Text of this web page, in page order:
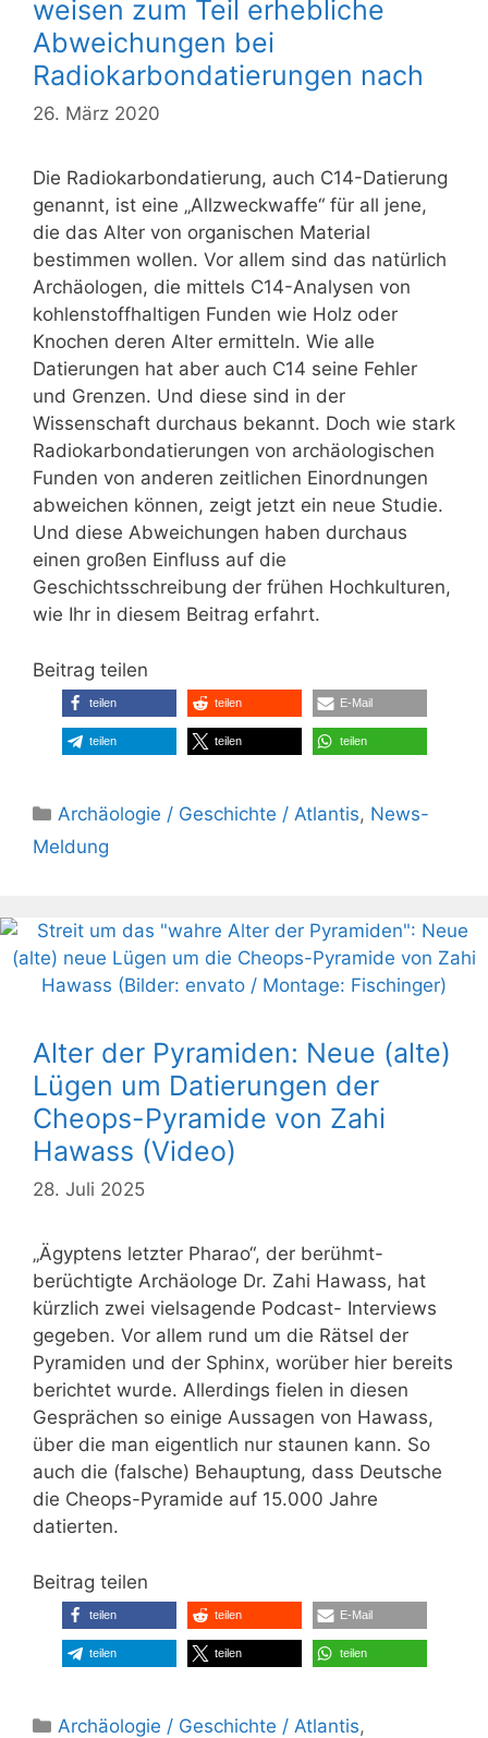
weisen zum Teil erhebliche
Abweichungen bei
Radiokarbondatierungen nach
26. März 2020
Die Radiokarbondatierung, auch C14-Datierung
genannt, ist eine „Allzweckwaffe“ für all jene,
die das Alter von organischen Material
bestimmen wollen. Vor allem sind das natürlich
Archäologen, die mittels C14-Analysen von
kohlenstoffhaltigen Funden wie Holz oder
Knochen deren Alter ermitteln. Wie alle
Datierungen hat aber auch C14 seine Fehler
und Grenzen. Und diese sind in der
Wissenschaft durchaus bekannt. Doch wie stark
Radiokarbondatierungen von archäologischen
Funden von anderen zeitlichen Einordnungen
abweichen können, zeigt jetzt ein neue Studie.
Und diese Abweichungen haben durchaus
einen großen Einfluss auf die
Geschichtsschreibung der frühen Hochkulturen,
wie Ihr in diesem Beitrag erfahrt.
Beitrag teilen
teilen teilen E-Mail
teilen teilen teilen
Kategorien
Archäologie / Geschichte / Atlantis, News-
Meldung
Alter der Pyramiden: Neue (alte)
Lügen um Datierungen der
Cheops-Pyramide von Zahi
Hawass (Video)
28. Juli 2025
„Ägyptens letzter Pharao“, der berühmt-
berüchtigte Archäologe Dr. Zahi Hawass, hat
kürzlich zwei vielsagende Podcast- Interviews
gegeben. Vor allem rund um die Rätsel der
Pyramiden und der Sphinx, worüber hier bereits
berichtet wurde. Allerdings fielen in diesen
Gesprächen so einige Aussagen von Hawass,
über die man eigentlich nur staunen kann. So
auch die (falsche) Behauptung, dass Deutsche
die Cheops-Pyramide auf 15.000 Jahre
datierten.
Beitrag teilen
teilen teilen E-Mail
teilen teilen teilen
Kategorien
Archäologie / Geschichte / Atlantis,